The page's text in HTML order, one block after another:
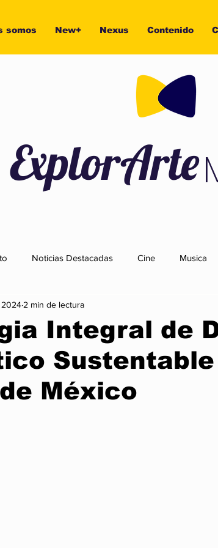
somos New+ Nexus Contenido
ExplorArte
Noticias Destacadas Cine Musica
Vida Sana
Nexus Noticia Internacional
Integral de
México
2024 2 min de lectura